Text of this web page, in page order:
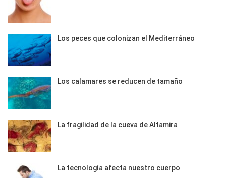
Los peces que colonizan el Mediterráneo
Los calamares se reducen de tamaño
La fragilidad de la cueva de Altamira
La tecnología afecta nuestro cuerpo